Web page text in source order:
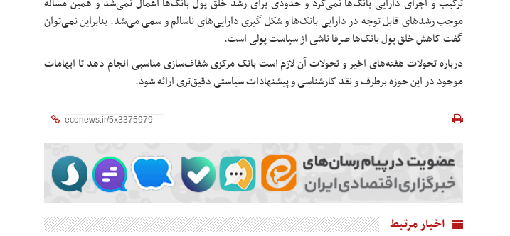
ترکیب و اجرای دارایی بانک‌ها نمی‌کرد و حدودی برای رشد خلق پول بانک‌ها اعمال نمی‌شد و همین مساله
موجب رشدهای قابل توجه در دارایی‌ بانک‌ها و شکل گیری دارایی‌های ناسالم و سمی می‌شد. بنابراین نمی‌توان
گفت کاهش خلق پول بانک‌ها صرفا ناشی از سیاست پولی است.
درباره تحولات هفته‌های اخیر و تحولات آن لازم است بانک مرکزی شفاف‌سازی مناسبی انجام دهد تا ابهامات
موجود در این حوزه برطرف و نقد کارشناسی و پیشنهادات سیاستی دقیق‌تری ارائه شود.
اخبار مرتبط